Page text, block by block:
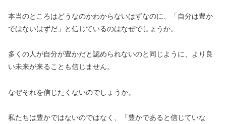
本当のところはどうなのかわからないはずなのに、「自分は豊か
ではないはずだ」と信じているのはなぜでしょうか。
多くの人が自分が豊かだと認められないのと同じように、より良
い未来が来ることも信じません。
なぜそれを信じたくないのでしょうか。
私たちは豊かではないのではなく、「豊かであると信じていな